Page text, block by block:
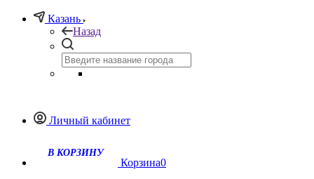
Казань
Назад
Личный кабинет
Корзина0